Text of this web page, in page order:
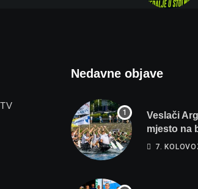
Nedavne objave
Veslači
mjesto na
7.